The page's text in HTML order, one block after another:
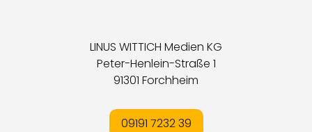
LINUS WITTICH Medien KG
Peter-Henlein-Straße 1
91301 Forchheim
09191 7232 39